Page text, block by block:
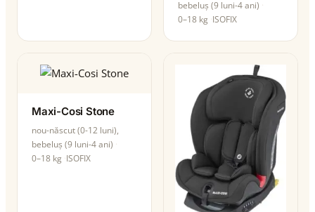
bebeluș (9 luni-4 ani)
0–18 kg ISOFIX
Maxi-Cosi Stone
nou-născut (0-12 luni),
bebeluș (9 luni-4 ani)
0–18 kg ISOFIX